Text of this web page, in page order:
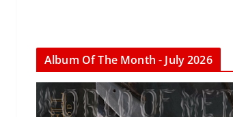
Album Of The Month - July 2026